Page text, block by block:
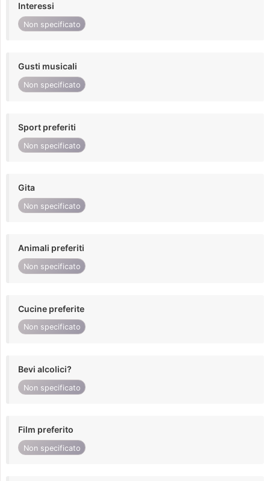
Interessi
Non specificato
Gusti musicali
Non specificato
Sport preferiti
Non specificato
Gita
Non specificato
Animali preferiti
Non specificato
Cucine preferite
Non specificato
Bevi alcolici?
Non specificato
Film preferito
Non specificato